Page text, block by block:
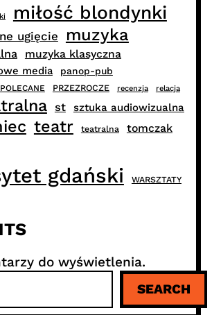
miłość blondynki
ugięcie muzyka
muzyka klasyczna
media panop-pub
POLECANE PRZEZROCZE recenzja relacja
st sztuka audiowizualna
teatr teatralna tomczak
gdański
WARSZTATY
do wyświetlenia.
SEARCH